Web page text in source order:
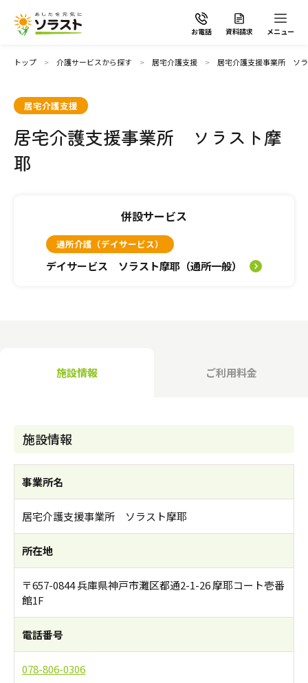
お電話 資料請求 メニュー
ソラストの想い
施設で暮らす
よくあるご質問
介護保険サービス利用の流れ
介護お役立ちコラム「そらまめ＋」
トップ 介護サービスから探す 居宅介護支援 居宅介護支援事業所 ソ
居宅介護支援
居宅介護支援事業所 ソラスト摩
耶
併設サービス
通所介護（デイサービス）
デイサービス ソラスト摩耶（通所一般）
施設情報 ご利用料金
施設情報
事業所名
居宅介護支援事業所 ソラスト摩耶
所在地
〒657-0844 兵庫県神戸市灘区都通2-1-26 摩耶コート壱番
館1F
電話番号
078-806-0306